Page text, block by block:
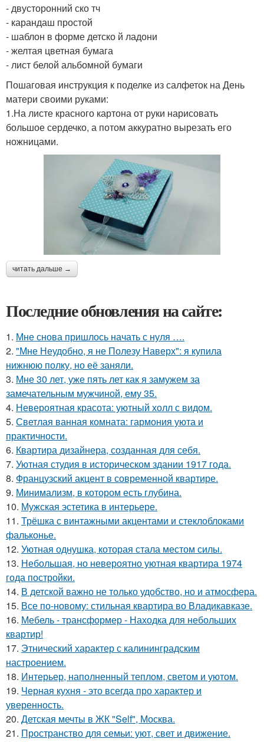
- двусторонний ско тч
- карандаш простой
- шаблон в форме детско й ладони
- желтая цветная бумага
- лист белой альбомной бумаги
Пошаговая инструкция к поделке из салфеток на День
матери своими руками:
1.На листе красного картона от руки нарисовать
большое сердечко, а потом аккуратно вырезать его
ножницами.
читать дальше →
Последние обновления на сайте:
1. Мне снова пришлось начать с нуля ….
2. "Мне Неудобно, я не Полезу Наверх": я купила
нижнюю полку, но её заняли.
3. Мне 30 лет, уже пять лет как я замужем за
замечательным мужчиной, ему 35.
4. Невероятная красота: уютный холл с видом.
5. Светлая ванная комната: гармония уюта и
практичности.
6. Квартира дизайнера, созданная для себя.
7. Уютная студия в историческом здании 1917 года.
8. Французский акцент в современной квартире.
9. Минимализм, в котором есть глубина.
10. Мужская эстетика в интерьере.
11. Трёшка с винтажными акцентами и стеклоблоками
фальконье.
12. Уютная однушка, которая стала местом силы.
13. Небольшая, но невероятно уютная квартира 1974
года постройки.
14. В детской важно не только удобство, но и атмосфера.
15. Все по-новому: стильная квартира во Владикавказе.
16. Мебель - трансформер - Находка для небольших
квартир!
17. Этнический характер с калининградским
настроением.
18. Интерьер, наполненный теплом, светом и уютом.
19. Черная кухня - это всегда про характер и
уверенность.
20. Детская мечты в ЖК "Self", Москва.
21. Пространство для семьи: уют, свет и движение.